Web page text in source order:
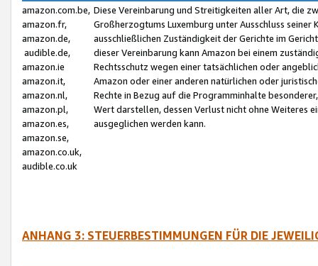
amazon.com.be,
amazon.fr,
amazon.de,
audible.de,
amazon.ie
amazon.it,
amazon.nl,
amazon.pl,
amazon.es,
amazon.se,
amazon.co.uk,
audible.co.uk
Diese Vereinbarung und Streitigkeiten aller Art, die
Großherzogtums Luxemburg unter Ausschluss
ausschließlichen Zuständigkeit der Gerichte im
dieser Vereinbarung kann Amazon bei einem
Rechtsschutz wegen einer tatsächlichen oder
Amazon oder einer anderen natürlichen oder
Rechte in Bezug auf die Programminhalte
Wert darstellen, dessen Verlust nicht ohne Weiteres
ausgeglichen werden kann.
ANHANG 3: STEUERBESTIMMUNGEN FÜR DIE